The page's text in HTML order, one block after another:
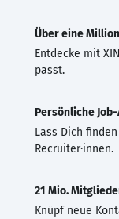
Über eine
Entdecke mit
passt.
Persönliche
Lass Dich
Recruiter·innen.
21 Mio.
Knüpf neue